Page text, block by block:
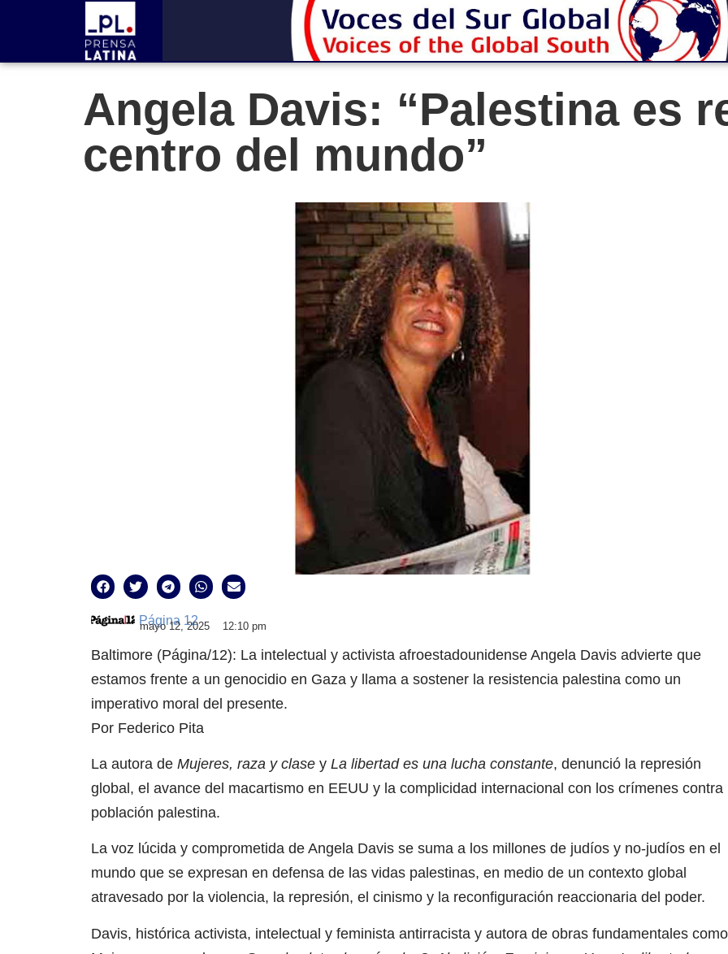
Angela Davis: “Palestina es
centro del mundo”
Página 12
mayo 12, 2025 12:10 pm
Baltimore (Página/12): La intelectual y activista afroestadounidense Angela Davis advierte que
estamos frente a un genocidio en Gaza y llama a sostener la resistencia palestina como un
imperativo moral del presente.
Por Federico Pita
La autora de Mujeres, raza y clase y La libertad es una lucha constante, denunció la represión
global, el avance del macartismo en EEUU y la complicidad internacional con los crímenes contra
población palestina.
La voz lúcida y comprometida de Angela Davis se suma a los millones de judíos y no-judíos en el
mundo que se expresan en defensa de las vidas palestinas, en medio de un contexto global
atravesado por la violencia, la represión, el cinismo y la reconfiguración reaccionaria del poder.
Davis, histórica activista, intelectual y feminista antirracista y autora de obras fundamentales como